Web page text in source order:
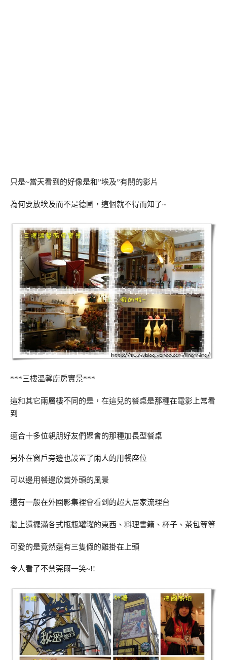
只是~當天看到的好像是和”埃及”有關的影片
為何要放埃及而不是德國，這個就不得而知了~
***三樓溫馨廚房實景***
這和其它兩層樓不同的是，在這兒的餐桌是那種在電影上常看
到
適合十多位親朋好友們聚會的那種加長型餐桌
另外在窗戶旁邊也設置了兩人的用餐座位
可以邊用餐邊欣賞外頭的風景
還有一般在外國影集裡會看到的超大居家流理台
牆上還擺滿各式瓶瓶罐罐的東西、料理書籍、杯子、茶包等等
可愛的是竟然還有三隻假的雞掛在上頭
令人看了不禁莞爾一笑~!!